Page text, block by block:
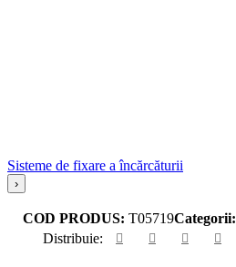
Sisteme de fixare a încărcăturii
›
COD PRODUS: T05719Categorii:
Distribuie: